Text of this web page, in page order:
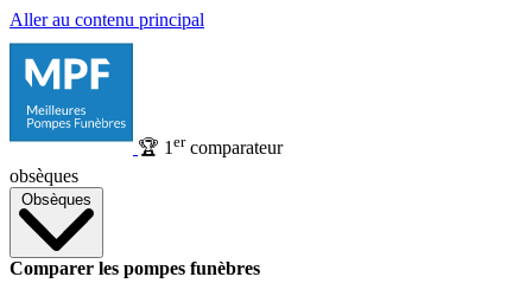
Aller au contenu principal
🏆 1 ercomparateur
obsèques
Obsèques
Comparer les pompes funèbres